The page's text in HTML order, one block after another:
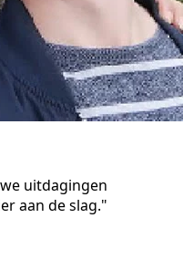
uitdagingen
aan de slag."